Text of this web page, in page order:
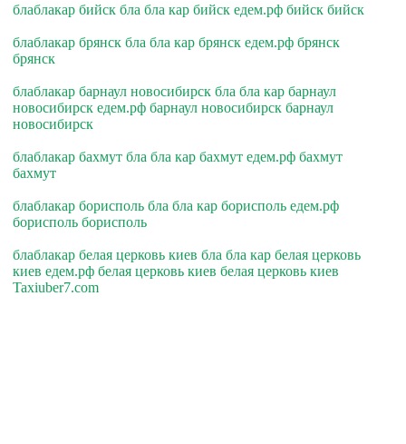
блаблакар бийск бла бла кар бийск едем.рф бийск бийск
блаблакар брянск бла бла кар брянск едем.рф брянск
брянск
блаблакар барнаул новосибирск бла бла кар барнаул
новосибирск едем.рф барнаул новосибирск барнаул
новосибирск
блаблакар бахмут бла бла кар бахмут едем.рф бахмут
бахмут
блаблакар борисполь бла бла кар борисполь едем.рф
борисполь борисполь
блаблакар белая церковь киев бла бла кар белая церковь
киев едем.рф белая церковь киев белая церковь киев
Taxiuber7.com